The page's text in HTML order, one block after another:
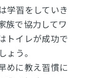
学習をしていき
族で協力してワ
トイレが成功で
う。
めに教え習慣に